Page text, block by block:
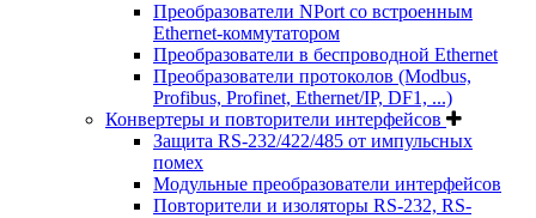
Преобразователи NPort со встроенным
Ethernet-коммутатором
Преобразователи в беспроводной Ethernet
Преобразователи протоколов (Modbus,
Profibus, Profinet, Ethernet/IP, DF1, ...)
Конвертеры и повторители интерфейсов
Защита RS-232/422/485 от импульсных
помех
Модульные преобразователи интерфейсов
Повторители и изоляторы RS-232, RS-